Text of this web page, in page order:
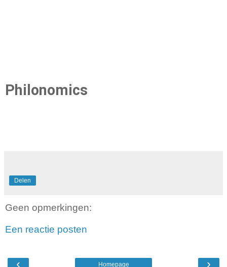
zelf
Philonomics
Delen
Geen opmerkingen:
Een reactie posten
‹ ›
Homepage